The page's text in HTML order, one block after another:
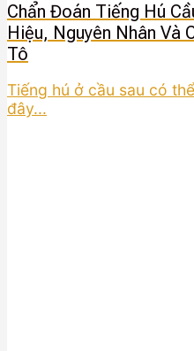
Chẩn Đoán Tiếng Hú
Hiệu, Nguyên Nhân Và
Tô
Tiếng hú ở cầu sau có
đây...